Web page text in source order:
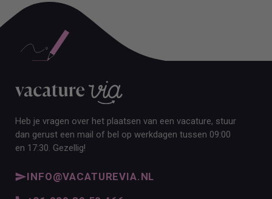
Heb je vragen over het plaatsen van een vacature, stuur
dan gerust een mail of bel op werkdagen tussen 09:00
en 17:30. Gezellig!
INFO@VACATUREVIA.NL